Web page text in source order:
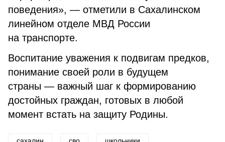
поведения», — отметили в Сахалинском
линейном отделе МВД России
на транспорте.
Воспитание уважения к подвигам предков,
понимание своей роли в будущем
страны — важный шаг к формированию
достойных граждан, готовых в любой
момент встать на защиту Родины.